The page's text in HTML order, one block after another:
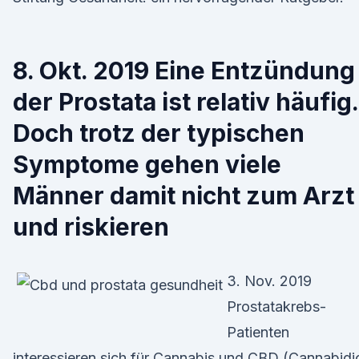
8. Okt. 2019 Eine Entzündung
der Prostata ist relativ häufig.
Doch trotz der typischen
Symptome gehen viele
Männer damit nicht zum Arzt
und riskieren
3. Nov. 2019
Prostatakrebs-
Patienten